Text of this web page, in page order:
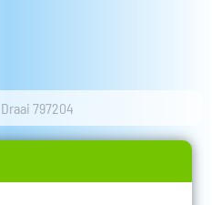
Draai 797204